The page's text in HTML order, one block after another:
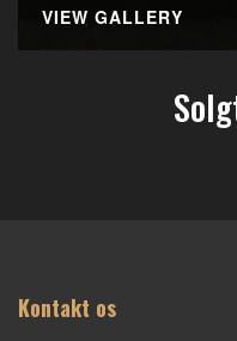
VIEW GALLERY
Kontakt os